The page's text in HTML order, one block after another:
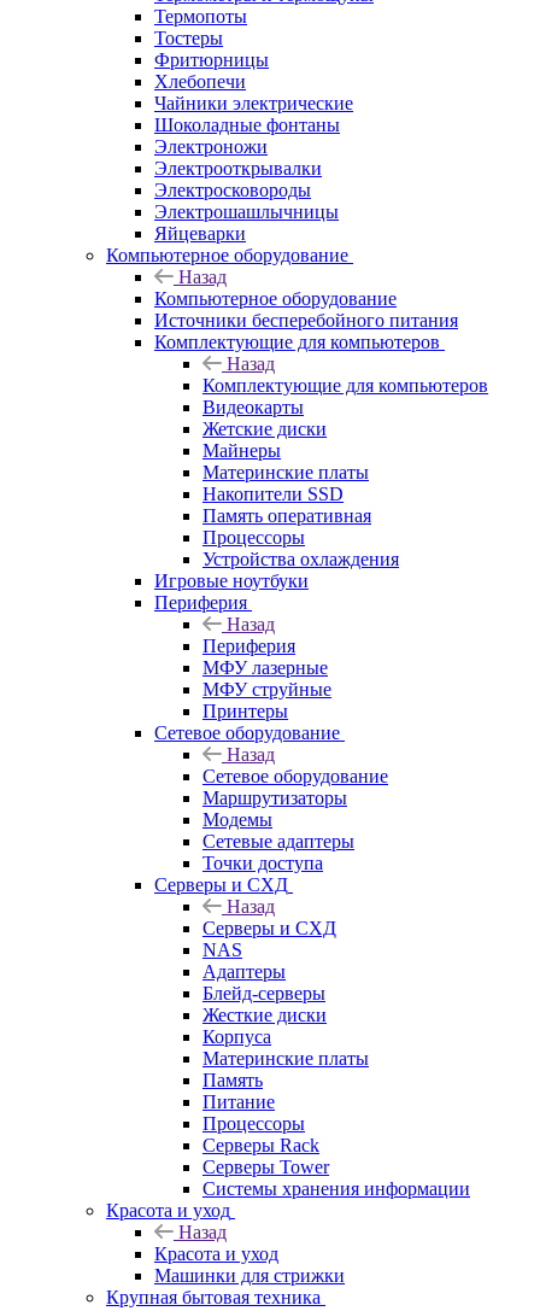
Термопоты
Тостеры
Фритюрницы
Хлебопечи
Чайники электрические
Шоколадные фонтаны
Электроножи
Электрооткрывалки
Электросковороды
Электрошашлычницы
Яйцеварки
Компьютерное оборудование
Назад
Компьютерное оборудование
Источники бесперебойного питания
Комплектующие для компьютеров
Назад
Комплектующие для компьютеров
Видеокарты
Жетские диски
Майнеры
Материнские платы
Накопители SSD
Память оперативная
Процессоры
Устройства охлаждения
Игровые ноутбуки
Периферия
Назад
Периферия
МФУ лазерные
МФУ струйные
Принтеры
Сетевое оборудование
Назад
Сетевое оборудование
Маршрутизаторы
Модемы
Сетевые адаптеры
Точки доступа
Серверы и СХД
Назад
Серверы и СХД
NAS
Адаптеры
Блейд-серверы
Жесткие диски
Корпуса
Материнские платы
Память
Питание
Процессоры
Серверы Rack
Серверы Tower
Системы хранения информации
Красота и уход
Назад
Красота и уход
Машинки для стрижки
Крупная бытовая техника